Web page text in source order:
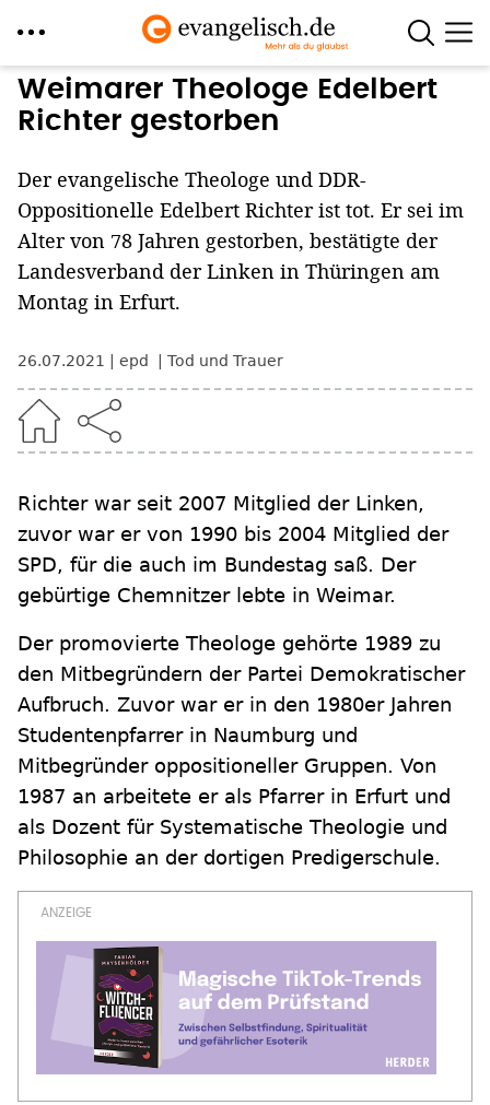
Direkt
zum
Weimarer Theologe Edelbert
Richter gestorben
Der evangelische Theologe und DDR-
Oppositionelle Edelbert Richter ist tot. Er sei im
Alter von 78 Jahren gestorben, bestätigte der
Landesverband der Linken in Thüringen am
Montag in Erfurt.
26.07.2021 epd Tod und Trauer
Richter war seit 2007 Mitglied der Linken,
zuvor war er von 1990 bis 2004 Mitglied der
SPD, für die auch im Bundestag saß. Der
gebürtige Chemnitzer lebte in Weimar.
Der promovierte Theologe gehörte 1989 zu
den Mitbegründern der Partei Demokratischer
Aufbruch. Zuvor war er in den 1980er Jahren
Studentenpfarrer in Naumburg und
Mitbegründer oppositioneller Gruppen. Von
1987 an arbeitete er als Pfarrer in Erfurt und
als Dozent für Systematische Theologie und
Philosophie an der dortigen Predigerschule.